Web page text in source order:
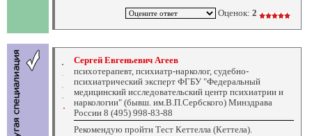
Оценок: 2
Сергей Евгеньевич Агеев
психотерапевт, психиатр-нарколог, судебно-
психиатрический эксперт ФГБУ "Федеральный
медицинский исследовательский центр психиатрии и
наркологии" (бывш. им.В.П.Сербского) Минздрава
России 8 (495) 998-83-88
Рекомендую пройти Тест Кеттелла (Кеттела).